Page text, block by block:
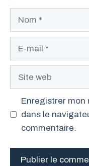
Site
Enregistrer mon
dans le
commentaire.